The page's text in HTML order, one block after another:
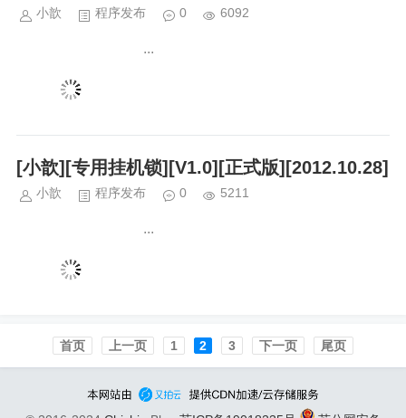
小歆 程序发布 0 6092
...
[小歆][专用挂机锁][V1.0][正式版][2012.10.28]
小歆 程序发布 0 5211
...
首页️ 上一页 1 2 3 下一页 尾页